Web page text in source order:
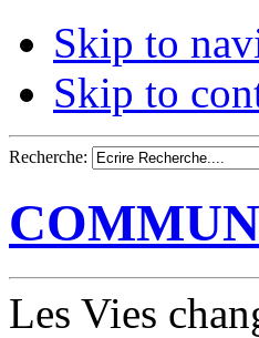
Skip to
Skip to
Recherche:
Les Vies